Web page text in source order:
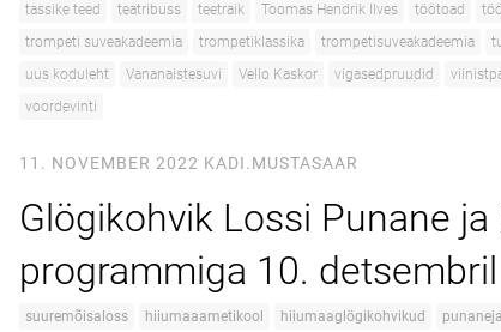
tassike teed
teatribuss teetraik Toomas Hendrik Ilves töötoad
trompeti suveakadeemia
trompetiklassika trompetisuveakadeemia
uus koduleht
Vananaistesuvi Vello Kaskor vigasedpruudid
voordevinti
11. NOVEMBER 2022 KADI.MUSTASAAR
Glögikohvik Lossi Punane
programmiga 10.
suuremõisaloss hiiumaaametikool hiiumaaglögikohvikud